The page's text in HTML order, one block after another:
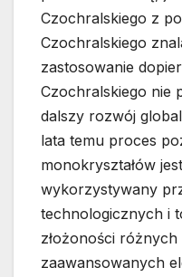
Czochralskiego z
Czochralskiego
zastosowanie
Czochralskiego nie
dalszy rozwój
lata temu proces
monokryształów
wykorzystywany
technologicznych i
złożoności
zaawansowanych